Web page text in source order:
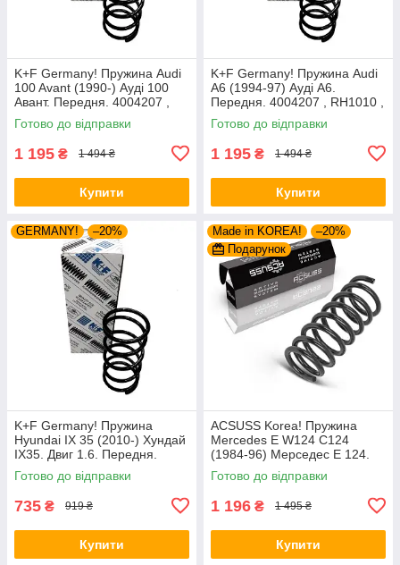
K+F Germany! Пружина Audi
100 Avant (1990-) Ауді 100
Авант. Передня. 4004207 ,
RH1010 , 997224. К+Ф
Німеччина
Готово до відправки
1 195 ₴ 1 494 ₴
Купити
K+F Germany! Пружина Audi
A6 (1994-97) Ауді А6.
Передня. 4004207 , RH1010 ,
997224. К+Ф Німеччина
Готово до відправки
1 195 ₴ 1 494 ₴
Купити
GERMANY! –20%
K+F Germany! Пружина
Hyundai IX 35 (2010-) Хундай
IX35. Двиг 1.6. Передня.
4037261 , RA3461 , 998967.
К+Ф Німеччина
Готово до відправки
735 ₴ 919 ₴
Купити
Made in KOREA!
–20%
Подарунок
ACSUSS Korea! Пружина
Mercedes E W124 C124
(1984-96) Мерседес Е 124.
Задня. 4256803 , RD5084 ,
996072. Аксусс Корея
Готово до відправки
1 196 ₴ 1 495 ₴
Купити